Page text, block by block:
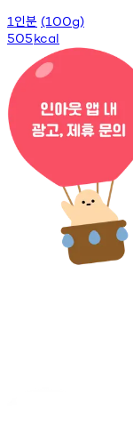
1 인분 (100g)
505kcal